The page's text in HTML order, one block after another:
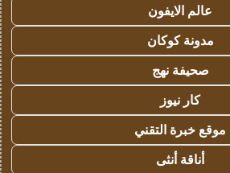
عالم الايفون
مدونة كوكان
صحيفة نهج
كار نيوز
موقع خبرة التقني
أناقة أنثى